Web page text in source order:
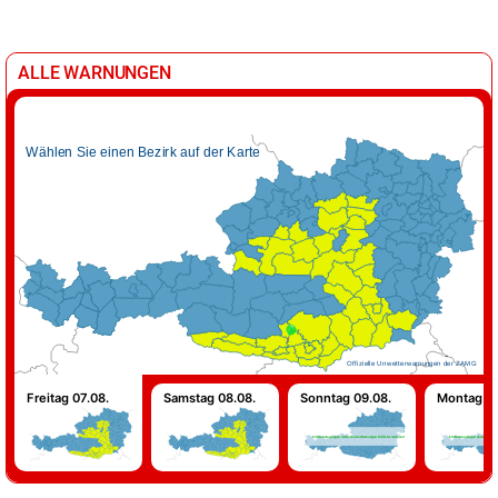
ALLE WARNUNGEN
Wählen Sie einen Bezirk auf der Karte
Offizielle Unwetterwarnungen der ZAMG
Freitag 07.08. Samstag 08.08. Sonntag 09.08.
Für Sonntag liegen derzeit keine Warnungen für Österreich vor!
Montag
Für Montag liegen derzeit keine